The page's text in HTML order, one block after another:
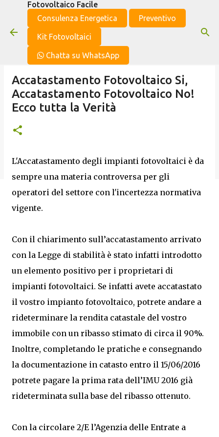
Passa ai contenuti principali
Fotovoltaico Facile
Consulenza Energetica
Preventivo
Kit Fotovoltaici
Chatta su WhatsApp
Accatastamento Fotovoltaico Si,
Accatastamento Fotovoltaico No!
Ecco tutta la Verità
L'Accatastamento degli impianti fotovoltaici è da
sempre una materia controversa per gli
operatori del settore con l'incertezza normativa
vigente.
Con il chiarimento sull’accatastamento arrivato
con la Legge di stabilità è stato infatti introdotto
un elemento positivo per i proprietari di
impianti fotovoltaici. Se infatti avete accatastato
il vostro impianto fotovoltaico, potrete andare a
rideterminare la rendita catastale del vostro
immobile con un ribasso stimato di circa il 90%.
Inoltre, completando le pratiche e consegnando
la documentazione in catasto entro il 15/06/2016
potrete pagare la prima rata dell’IMU 2016 già
rideterminata sulla base del ribasso ottenuto.
Con la circolare 2/E l’Agenzia delle Entrate a